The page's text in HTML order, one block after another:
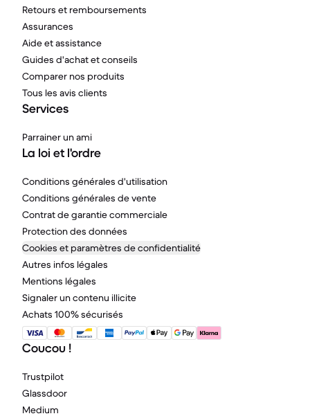
Retours et remboursements
Assurances
Aide et assistance
Guides d'achat et conseils
Comparer nos produits
Tous les avis clients
Services
Parrainer un ami
La loi et l'ordre
Conditions générales d'utilisation
Conditions générales de vente
Contrat de garantie commerciale
Protection des données
Cookies et paramètres de confidentialité
Autres infos légales
Mentions légales
Signaler un contenu illicite
Achats 100% sécurisés
Coucou !
Trustpilot
Glassdoor
Medium